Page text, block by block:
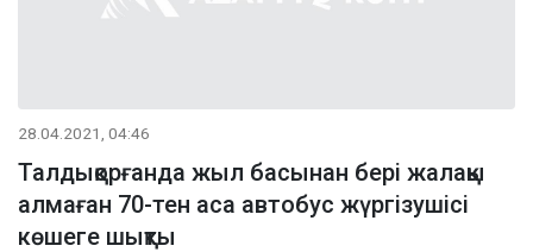
28.04.2021, 04:46
Талдықорғанда жыл басынан бері жалақы
алмаған 70-тен аса автобус жүргізушісі
көшеге шықты